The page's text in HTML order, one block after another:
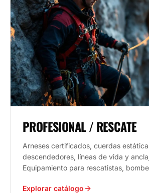
PROFESIONAL / RESCATE
Arneses certificados, cuerdas
descendedores, líneas de vida y
Equipamiento para rescatistas,
Explorar catálogo